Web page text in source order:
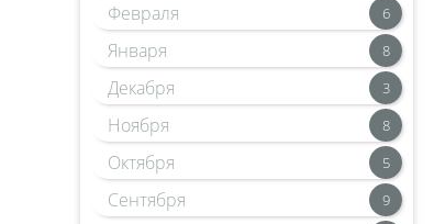
Февраля 6
Января 8
Декабря 3
Ноября 8
Октября 5
Сентября 9